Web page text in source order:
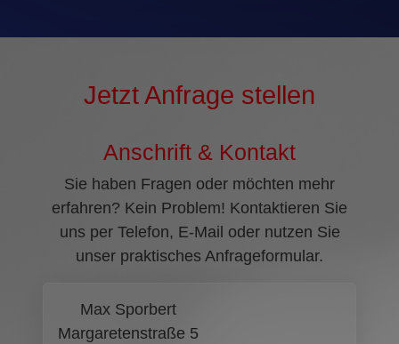
Jetzt Anfrage stellen
Anschrift & Kontakt
Sie haben Fragen oder möchten mehr
erfahren? Kein Problem! Kontaktieren Sie
uns per Telefon, E-Mail oder nutzen Sie
unser praktisches Anfrageformular.
Max Sporbert
Margaretenstraße 5